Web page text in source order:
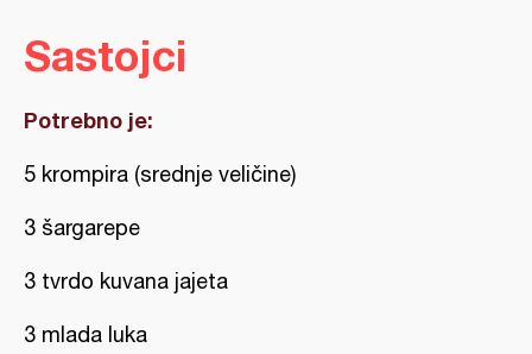
Sastojci
Potrebno je:
5 krompira (srednje veličine)
3 šargarepe
3 tvrdo kuvana jajeta
3 mlada luka